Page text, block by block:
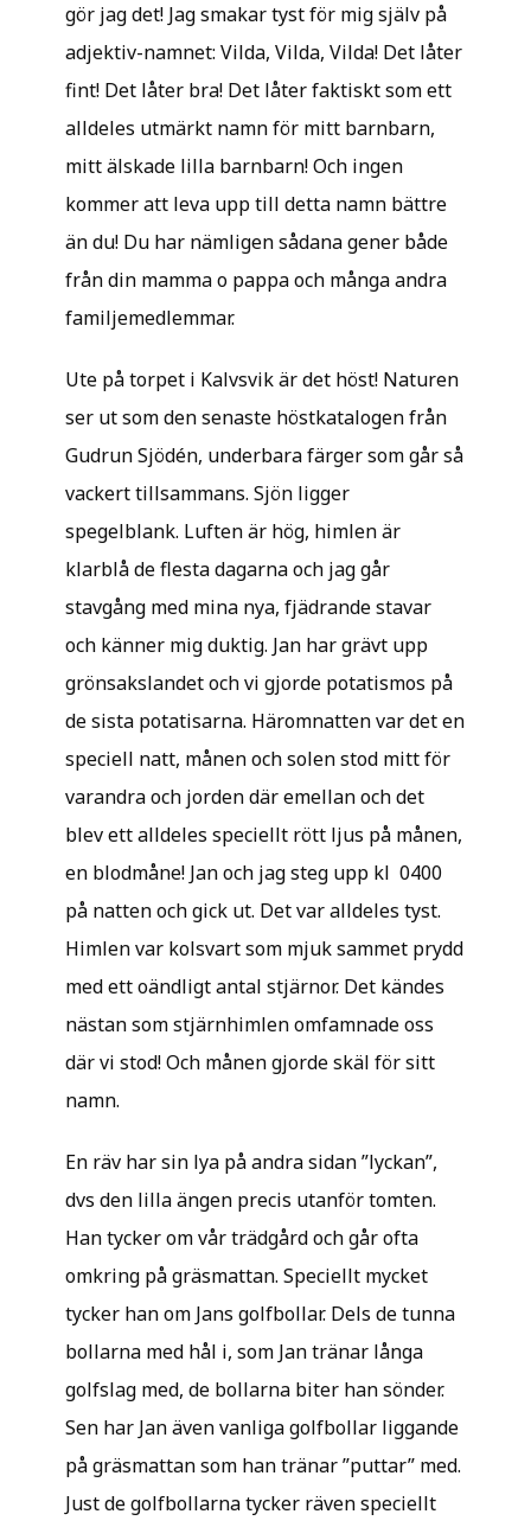
gör jag det! Jag smakar tyst för mig själv på
adjektiv-namnet: Vilda, Vilda, Vilda! Det låter
fint! Det låter bra! Det låter faktiskt som ett
alldeles utmärkt namn för mitt barnbarn,
mitt älskade lilla barnbarn! Och ingen
kommer att leva upp till detta namn bättre
än du! Du har nämligen sådana gener både
från din mamma o pappa och många andra
familjemedlemmar.
Ute på torpet i Kalvsvik är det höst! Naturen
ser ut som den senaste höstkatalogen från
Gudrun Sjödén, underbara färger som går så
vackert tillsammans. Sjön ligger
spegelblank. Luften är hög, himlen är
klarblå de flesta dagarna och jag går
stavgång med mina nya, fjädrande stavar
och känner mig duktig. Jan har grävt upp
grönsakslandet och vi gjorde potatismos på
de sista potatisarna. Häromnatten var det en
speciell natt, månen och solen stod mitt för
varandra och jorden där emellan och det
blev ett alldeles speciellt rött ljus på månen,
en blodmåne! Jan och jag steg upp kl 0400
på natten och gick ut. Det var alldeles tyst.
Himlen var kolsvart som mjuk sammet prydd
med ett oändligt antal stjärnor. Det kändes
nästan som stjärnhimlen omfamnade oss
där vi stod! Och månen gjorde skäl för sitt
namn.
En räv har sin lya på andra sidan ”lyckan”,
dvs den lilla ängen precis utanför tomten.
Han tycker om vår trädgård och går ofta
omkring på gräsmattan. Speciellt mycket
tycker han om Jans golfbollar. Dels de tunna
bollarna med hål i, som Jan tränar långa
golfslag med, de bollarna biter han sönder.
Sen har Jan även vanliga golfbollar liggande
på gräsmattan som han tränar ”puttar” med.
Just de golfbollarna tycker räven speciellt